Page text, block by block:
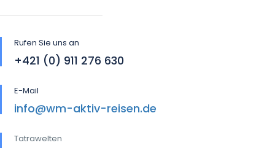
Rufen Sie uns an
+421 (0) 911 276 630
E-Mail
info@wm-aktiv-reisen.de
Tatrawelten